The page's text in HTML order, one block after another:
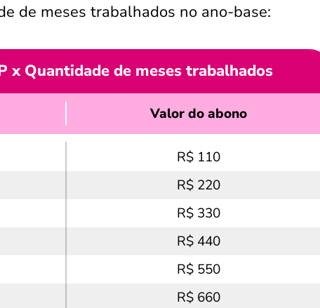
de meses trabalhados no ano-base:
x Quantidade de meses trabalhados
Valor do abono
R$ 110
R$ 220
R$ 330
R$ 440
R$ 550
R$ 660